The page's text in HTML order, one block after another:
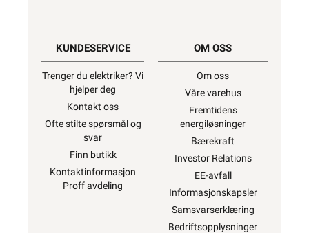
KUNDESERVICE
Trenger du elektriker? Vi
hjelper deg
Kontakt oss
Ofte stilte spørsmål og
svar
Finn butikk
Kontaktinformasjon
Proff avdeling
OM OSS
Om oss
Våre varehus
Fremtidens
energiløsninger
Bærekraft
Investor Relations
EE-avfall
Informasjonskapsler
Samsvarserklæring
Bedriftsopplysninger